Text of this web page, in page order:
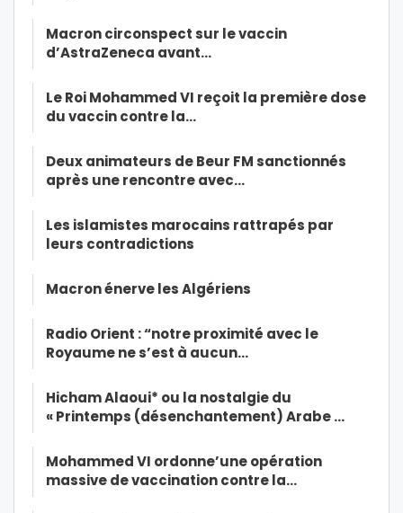
Macron circonspect sur le vaccin
d’AstraZeneca avant…
Le Roi Mohammed VI reçoit la première dose
du vaccin contre la…
Deux animateurs de Beur FM sanctionnés
après une rencontre avec…
Les islamistes marocains rattrapés par
leurs contradictions
Macron énerve les Algériens
Radio Orient : “notre proximité avec le
Royaume ne s’est à aucun…
Hicham Alaoui* ou la nostalgie du
« Printemps (désenchantement) Arabe …
Mohammed VI ordonne’une opération
massive de vaccination contre la…